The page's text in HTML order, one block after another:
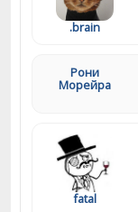
.brain
Рони
Морейра
fatal